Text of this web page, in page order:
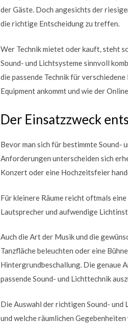
der Gäste. Doch angesichts der
die richtige Entscheidung zu treffen.
Wer Technik mietet oder kauft, steht
Sound- und Lichtsysteme sinnvoll
die passende Technik für
Equipment ankommt und wie der
Der Einsatzzweck
Bevor man sich für bestimmte Sound-
Anforderungen unterscheiden sich
Konzert oder eine Hochzeitsfeier
Für kleinere Räume reicht oftmals
Lautsprecher und aufwendige
Auch die Art der Musik und die
Tanzfläche beleuchten oder eine
Hintergrundbeschallung. Die genaue
passende Sound- und Lichttechnik
Die Auswahl der richtigen Sound-
und welche räumlichen